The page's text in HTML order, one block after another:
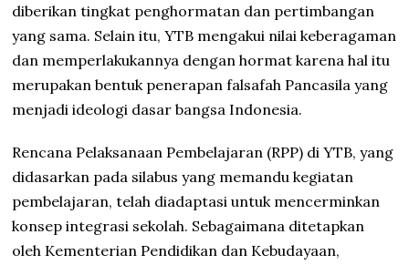
diberikan tingkat penghormatan dan pertimbangan
yang sama. Selain itu, YTB mengakui nilai keberagaman
dan memperlakukannya dengan hormat karena hal itu
merupakan bentuk penerapan falsafah Pancasila yang
menjadi ideologi dasar bangsa Indonesia.
Rencana Pelaksanaan Pembelajaran (RPP) di YTB, yang
didasarkan pada silabus yang memandu kegiatan
pembelajaran, telah diadaptasi untuk mencerminkan
konsep integrasi sekolah. Sebagaimana ditetapkan
oleh Kementerian Pendidikan dan Kebudayaan,